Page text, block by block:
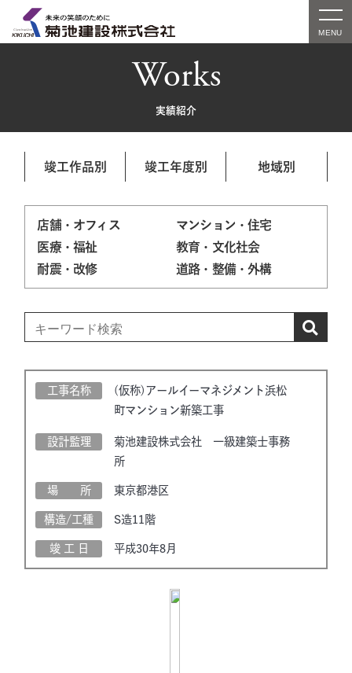
Works
実績紹介
竣工作品別 竣工年度別 地域別
店舗・オフィス
マンション・住宅
医療・福祉
教育・文化社会
耐震・改修
道路・整備・外構
工事名称
(仮称)アールイーマネジメント浜松
町マンション新築工事
設計監理
菊池建設株式会社 一級建築士事務
所
場 所 東京都港区
構造/工種 S造11階
竣 工 日 平成30年8月